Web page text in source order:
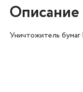
Описание
Уничтожитель